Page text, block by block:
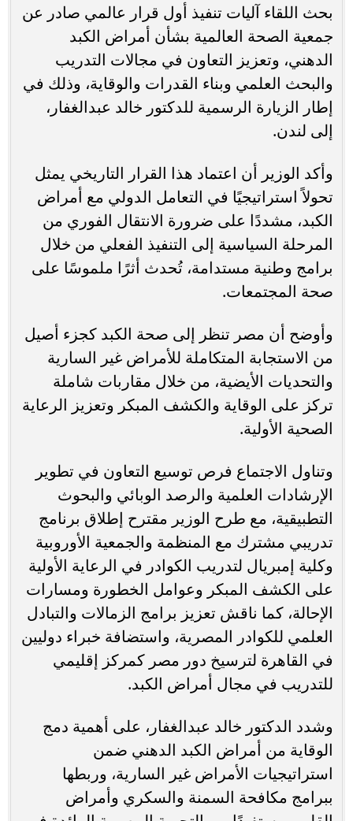
بحث اللقاء آليات تنفيذ أول قرار عالمي صادر عن
جمعية الصحة العالمية بشأن أمراض الكبد
الدهني، وتعزيز التعاون في مجالات التدريب
والبحث العلمي وبناء القدرات والوقاية، وذلك في
إطار الزيارة الرسمية للدكتور خالد عبدالغفار،
إلى لندن.
وأكد الوزير أن اعتماد هذا القرار التاريخي يمثل
تحولاً استراتيجيًا في التعامل الدولي مع أمراض
الكبد، مشددًا على ضرورة الانتقال الفوري من
المرحلة السياسية إلى التنفيذ الفعلي من خلال
برامج وطنية مستدامة، تُحدث أثرًا ملموسًا على
صحة المجتمعات.
وأوضح أن مصر تنظر إلى صحة الكبد كجزء أصيل
من الاستجابة المتكاملة للأمراض غير السارية
والتحديات الأيضية، من خلال مقاربات شاملة
تركز على الوقاية والكشف المبكر وتعزيز الرعاية
الصحية الأولية.
وتناول الاجتماع فرص توسيع التعاون في تطوير
الإرشادات العلمية والرصد الوبائي والبحوث
التطبيقية، مع طرح الوزير مقترح إطلاق برنامج
تدريبي مشترك مع المنظمة والجمعية الأوروبية
وكلية إمبريال لتدريب الكوادر في الرعاية الأولية
على الكشف المبكر وعوامل الخطورة ومسارات
الإحالة، كما ناقش تعزيز برامج الزمالات والتبادل
العلمي للكوادر المصرية، واستضافة خبراء دوليين
في القاهرة لترسيخ دور مصر كمركز إقليمي
للتدريب في مجال أمراض الكبد.
وشدد الدكتور خالد عبدالغفار، على أهمية دمج
الوقاية من أمراض الكبد الدهني ضمن
استراتيجيات الأمراض غير السارية، وربطها
ببرامج مكافحة السمنة والسكري وأمراض